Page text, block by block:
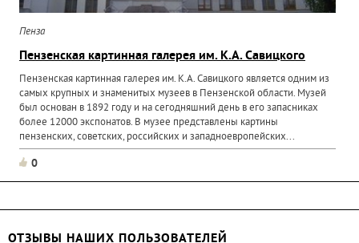
Пенза
Пензенская картинная галерея им. К.А. Савицкого
Пензенская картинная галерея им. К.А. Савицкого является одним из
самых крупных и знаменитых музеев в Пензенской области. Музей
был основан в 1892 году и на сегодняшний день в его запасниках
более 12000 экспонатов. В музее представлены картины
пензенских, советских, российских и западноевропейских...
0
ОТЗЫВЫ НАШИХ ПОЛЬЗОВАТЕЛЕЙ